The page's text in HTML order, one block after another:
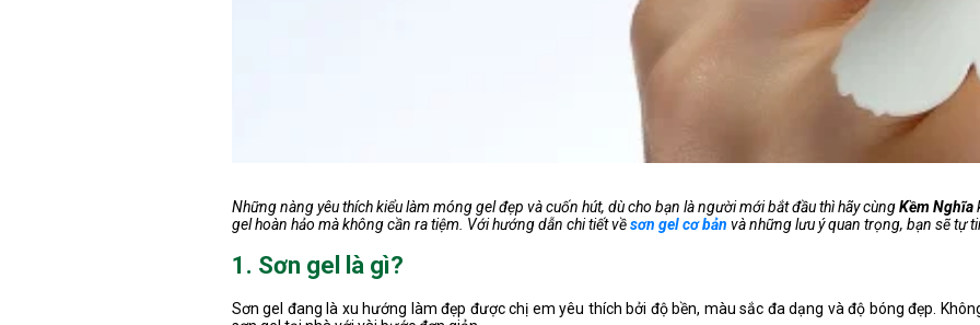
Những nàng yêu thích kiểu làm móng gel đẹp và cuốn hút, dù cho bạn là người mới bắt đầu thì hãy cùngKềm Nghĩa
gel hoàn hảo mà không cần ra tiệm. Với hướng dẫn chi tiết vềsơn gel cơ bản và những lưu ý quan trọng, bạn sẽ tự
1. Sơn gel là gì?
Sơn gel đang là xu hướng làm đẹp được chị em yêu thích bởi độ bền, màu sắc đa dạng và độ bóng đẹp.